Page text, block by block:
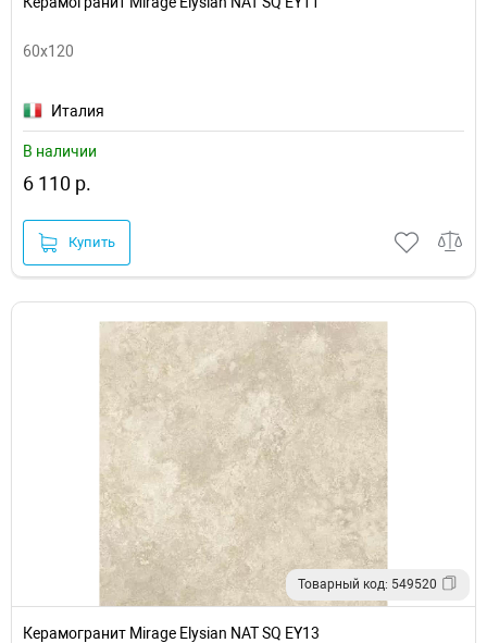
60x120
Италия
В наличии
6 110 р.
Купить
Товарный код: 549520
Керамогранит Mirage Elysian NAT SQ EY13